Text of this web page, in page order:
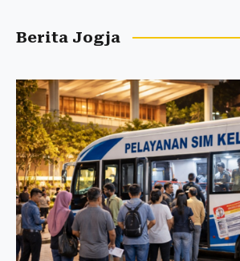
Berita Jogja